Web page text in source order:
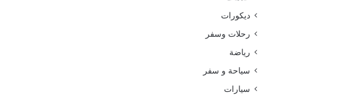
ديكورات
رحلات وسفر
رياضة
سياحة و سفر
سيارات